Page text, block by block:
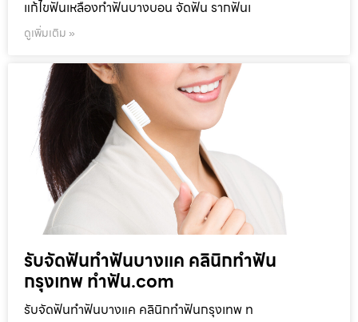
แก้ไขฟันเหลืองทำฟันบางบอน จัดฟัน รากฟันเ
ดูเพิ่มเติม »
รับจัดฟันทำฟันบางแค คลินิกทำฟัน
กรุงเทพ ทำฟัน.com
รับจัดฟันทำฟันบางแค คลินิกทำฟันกรุงเทพ ท